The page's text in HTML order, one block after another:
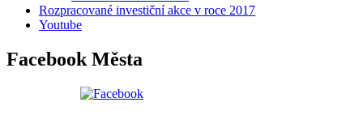
Rozpracované investiční akce v roce 2017
Youtube
Facebook Města